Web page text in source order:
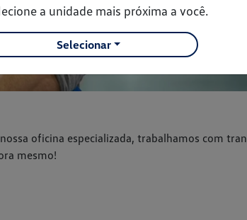
oficina especializada, trabalhamos com
mesmo!
a unidade mais próxima a você.
Selecionar